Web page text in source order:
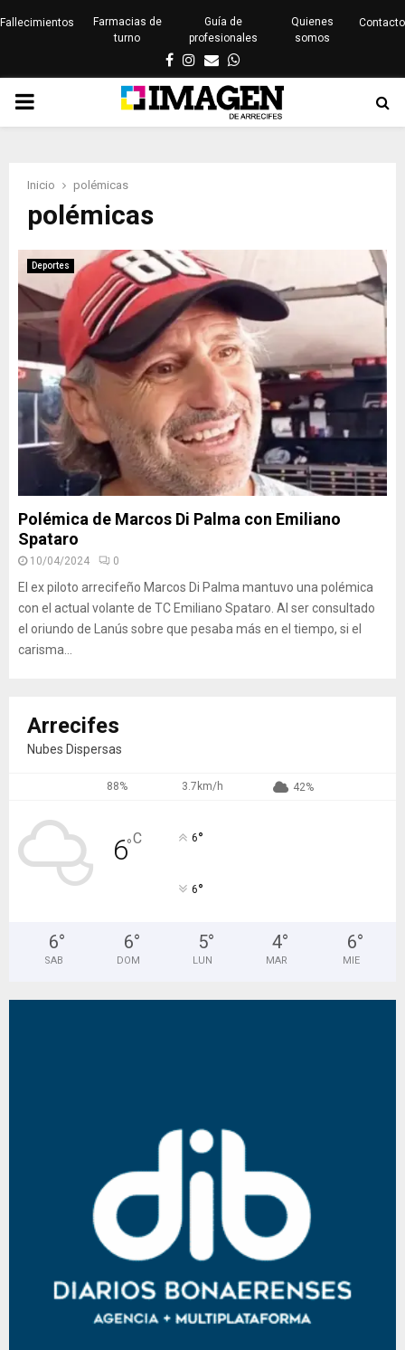
Fallecimientos
Farmacias de
turno
Guía de
profesionales
Quienes
somos
Contacto
Facebook
Instagram
EmailWhatsapp
PRIMARY
Inicio polémicas
polémicas
Deportes
Polémica de Marcos Di Palma con Emiliano
Spataro
10/04/2024 0
El ex piloto arrecifeño Marcos Di Palma mantuvo una polémica
con el actual volante de TC Emiliano Spataro. Al ser consultado
el oriundo de Lanús sobre que pesaba más en el tiempo, si el
carisma...
Arrecifes
Nubes Dispersas
88% 3.7km/h 42%
6°C 6°
6°
6°
SAB
6°
DOM
5°
LUN
4°
MAR
6°
MIE